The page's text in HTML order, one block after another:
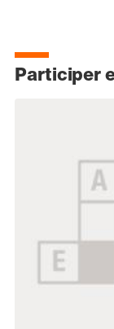
Participer